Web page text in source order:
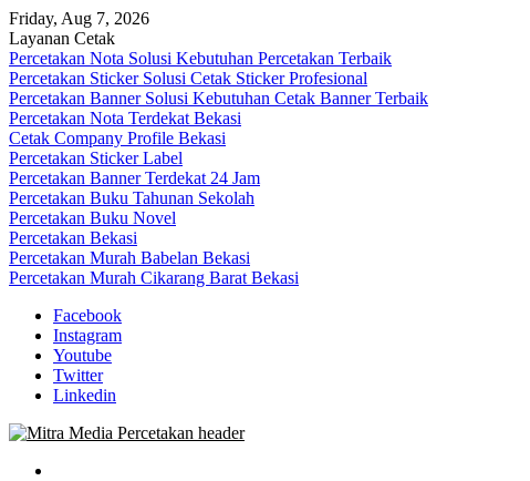
Skip
to
content
Friday, Aug 7, 2026
Layanan Cetak
Percetakan Nota Solusi Kebutuhan Percetakan Terbaik
Percetakan Sticker Solusi Cetak Sticker Profesional
Percetakan Banner Solusi Kebutuhan Cetak Banner Terbaik
Percetakan Nota Terdekat Bekasi
Cetak Company Profile Bekasi
Percetakan Sticker Label
Percetakan Banner Terdekat 24 Jam
Percetakan Buku Tahunan Sekolah
Percetakan Buku Novel
Percetakan Bekasi
Percetakan Murah Babelan Bekasi
Percetakan Murah Cikarang Barat Bekasi
Facebook
Instagram
Youtube
Twitter
Linkedin
0813-1670-6191 (Call/WA) Perusahaan Tempat Alamat Jasa Pusat